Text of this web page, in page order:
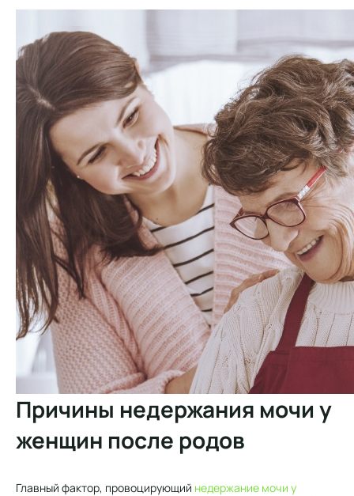
Причины недержания мочи у
женщин после родов
Главный фактор, провоцирующий недержание мочи у